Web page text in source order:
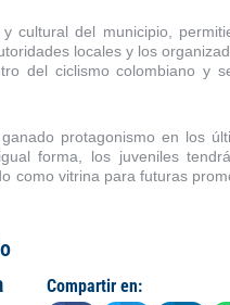
cultural del municipio,
locales y los
del ciclismo colombiano y
protagonismo en los
forma, los juveniles
como vitrina para futuras
Compartir en: